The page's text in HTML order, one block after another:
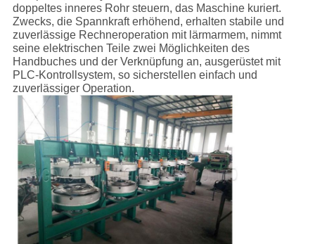
doppeltes inneres Rohr steuern, das Maschine kuriert.
Zwecks, die Spannkraft erhöhend, erhalten stabile und
zuverlässige Rechneroperation mit lärmarmem, nimmt
seine elektrischen Teile zwei Möglichkeiten des
Handbuches und der Verknüpfung an, ausgerüstet mit
PLC-Kontrollsystem, so sicherstellen einfach und
zuverlässiger Operation.